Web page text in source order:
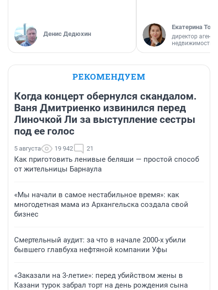
Денис Дедюхин
Екатерина
директор
недвижимости
РЕКОМЕНДУЕМ
Когда концерт обернулся скандалом.
Ваня Дмитриенко извинился перед
Линочкой Ли за выступление сестры
под ее голос
5 августа 19 942 21
Как приготовить ленивые беляши — простой способ
от жительницы Барнаула
«Мы начали в самое нестабильное время»: как
многодетная мама из Архангельска создала свой
бизнес
Смертельный аудит: за что в начале 2000-х убили
бывшего главбуха нефтяной компании Уфы
«Заказали на 3-летие»: перед убийством жены в
Казани турок забрал торт на день рождения сына